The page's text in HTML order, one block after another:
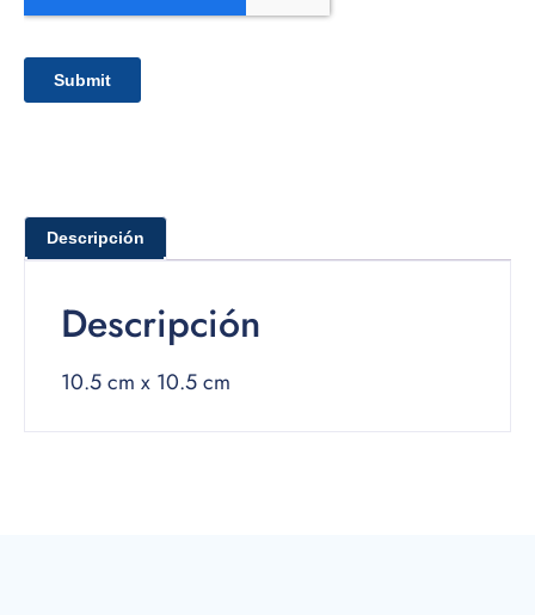
Descripción
Descripción
10.5 cm x 10.5 cm